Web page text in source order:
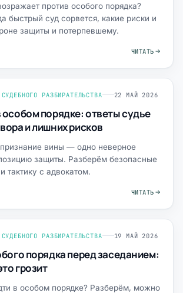
против особого порядка?
быстрый суд сорвется, какие риски и
защиты и потерпевшему.
ЧИТАТЬ
РАЗБИРАТЕЛЬСТВА 22 МАЙ 2026
особом порядке: ответы судье
и лишних рисков
признание вины — одно неверное
защиты. Разберём безопасные
тактику с адвокатом.
ЧИТАТЬ
РАЗБИРАТЕЛЬСТВА 19 МАЙ 2026
порядка перед заседанием:
грозит
в особом порядке? Разберём, можно